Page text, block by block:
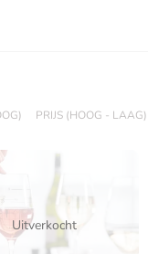
PRIJS (HOOG - LAAG)
Uitverkocht